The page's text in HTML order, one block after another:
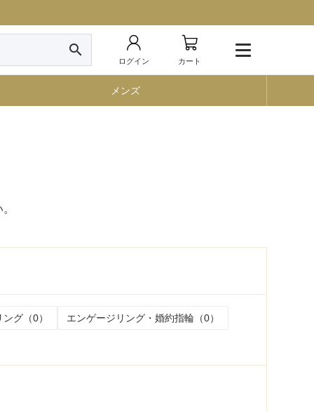
search
ログイン カート
メンズ
グ（0） エンゲージリング・婚約指輪（0）